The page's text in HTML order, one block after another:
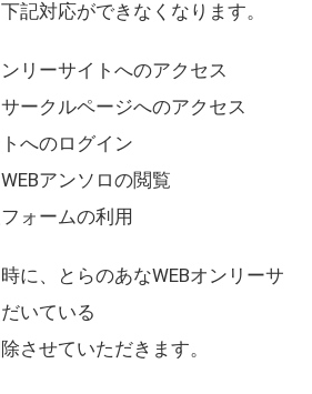
記対応ができなくなります。
リーサイトへのアクセス
ークルページへのアクセス
へのログイン
アンソロの閲覧
ォームの利用
に、とらのあなWEBオンリーサ
いている
させていただきます。